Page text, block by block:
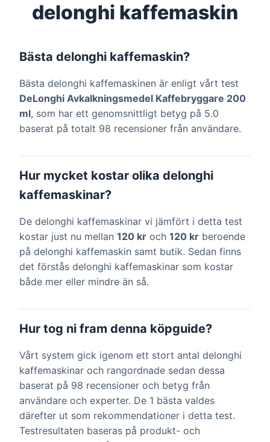
delonghi kaffemaskin
Bästa delonghi kaffemaskin?
Bästa delonghi kaffemaskinen är enligt vårt test
DeLonghi Avkalkningsmedel Kaffebryggare 200
ml, som har ett genomsnittligt betyg på 5.0
baserat på totalt 98 recensioner från användare.
Hur mycket kostar olika delonghi
kaffemaskinar?
De delonghi kaffemaskinar vi jämfört i detta test
kostar just nu mellan 120 kr och 120 kr beroende
på delonghi kaffemaskin samt butik. Sedan finns
det förstås delonghi kaffemaskinar som kostar
både mer eller mindre än så.
Hur tog ni fram denna köpguide?
Vårt system gick igenom ett stort antal delonghi
kaffemaskinar och rangordnade sedan dessa
baserat på 98 recensioner och betyg från
användare och experter. De 1 bästa valdes
därefter ut som rekommendationer i detta test.
Testresultaten baseras på produkt- och